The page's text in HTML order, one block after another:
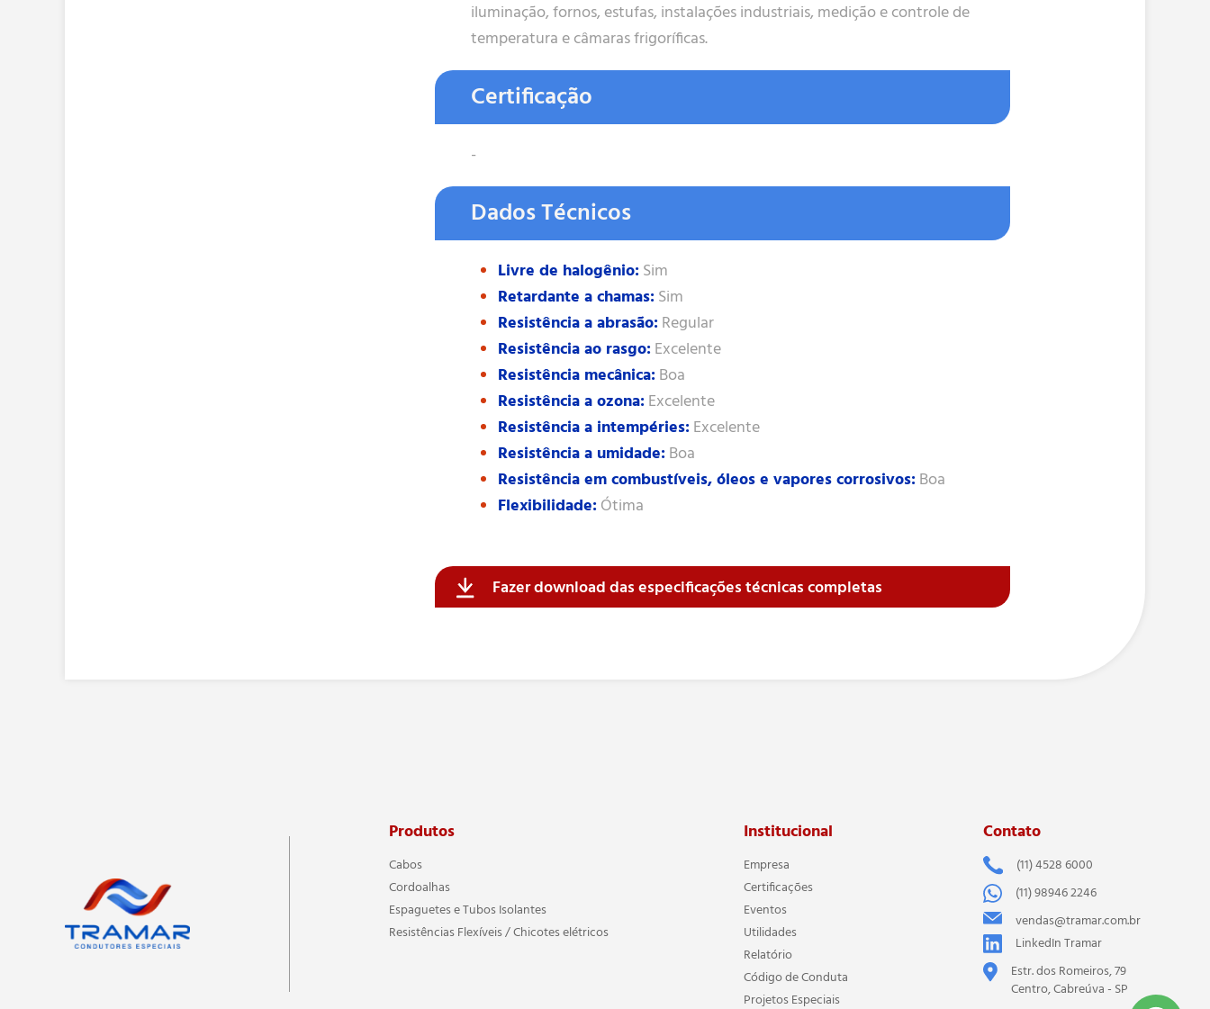
iluminação, fornos, estufas, instalações industriais, medição e controle de
temperatura e câmaras frigoríficas.
Certificação
-
Dados Técnicos
Livre de halogênio:Sim
Retardante a chamas:Sim
Resistência a abrasão:Regular
Resistência ao rasgo:Excelente
Resistência mecânica:Boa
Resistência a ozona:Excelente
Resistência a intempéries:Excelente
Resistência a umidade:Boa
Resistência em combustíveis, óleos e vapores corrosivos:Boa
Flexibilidade:Ótima
Fazer download das especificações técnicas completas
Produtos
Cabos
Cordoalhas
Espaguetes e Tubos Isolantes
Resistências Flexíveis / Chicotes elétricos
Institucional
Empresa
Certificações
Eventos
Utilidades
Relatório
Código de Conduta
Projetos Especiais
Contato
(11) 4528 6000
(11) 98946 2246
vendas@tramar.com.br
LinkedIn Tramar
Estr. dos Romeiros, 79
Centro, Cabreúva - SP